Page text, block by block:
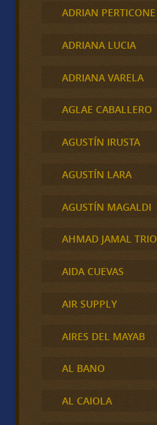
ADRIAN PERTICONE
ADRIANA LUCIA
ADRIANA VARELA
AGLAE CABALLERO
AGUSTÍN IRUSTA
AGUSTÍN LARA
AGUSTÍN MAGALDI
AHMAD JAMAL TRIO
AIDA CUEVAS
AIR SUPPLY
AIRES DEL MAYAB
AL BANO
AL CAIOLA